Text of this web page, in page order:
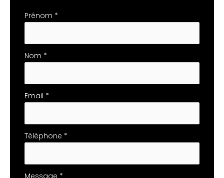
Formulaire
avec
téléphone
Prénom *
Nom *
Email *
Téléphone *